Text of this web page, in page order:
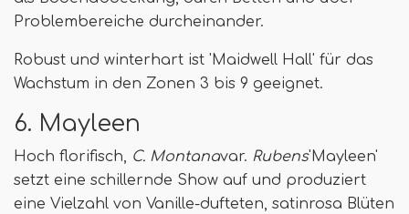
Problembereiche durcheinander.
Robust und winterhart ist 'Maidwell Hall' für das
Wachstum in den Zonen 3 bis 9 geeignet.
6. Mayleen
Hoch florifisch, C. Montanavar. Rubens'Mayleen'
setzt eine schillernde Show auf und produziert
eine Vielzahl von Vanille-dufteten, satinrosa Blüten